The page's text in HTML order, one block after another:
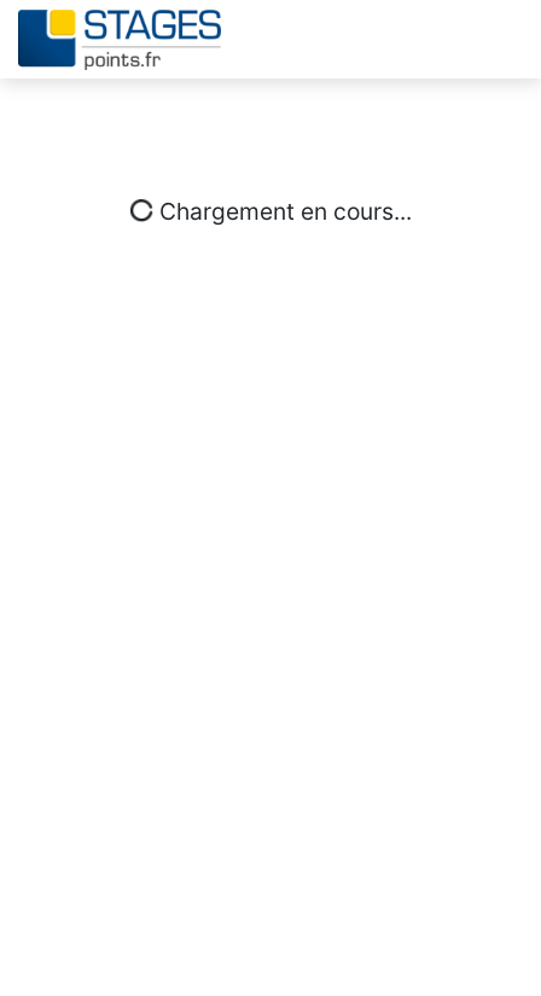
Chargement en cours...